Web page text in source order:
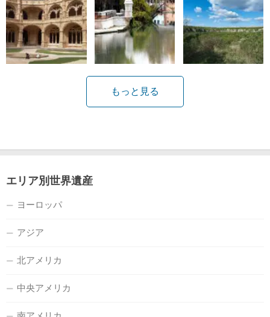
もっと見る
エリア別世界遺産
ヨーロッパ
アジア
北アメリカ
中央アメリカ